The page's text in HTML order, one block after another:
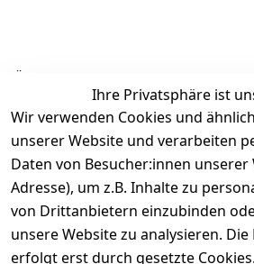
Ähnliche Produkte
Ihre Privatsphäre ist
Wir verwenden Cookies und
unserer Website und verarbeiten
Daten von Besucher:innen unserer
Adresse), um z.B. Inhalte zu
von Drittanbietern einzubinden
unsere Website zu analysieren.
erfolgt erst durch gesetzte
Rechtliches
AGB
Über uns
Kontakt
Wir
mit